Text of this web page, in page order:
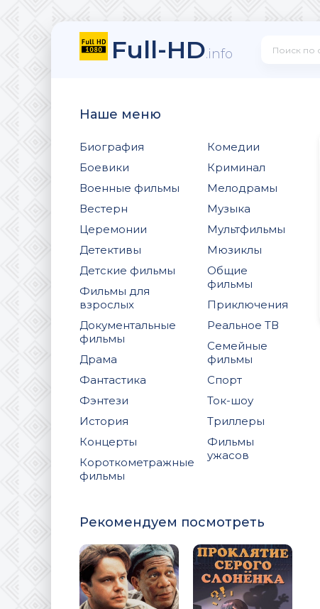
Full-HD.info
Наше меню
Биография
Боевики
Военные фильмы
Вестерн
Церемонии
Детективы
Детские фильмы
Фильмы для
взрослых
Документальные
фильмы
Драма
Фантастика
Фэнтези
История
Концерты
Короткометражные
фильмы
Комедии
Криминал
Мелодрамы
Музыка
Мультфильмы
Мюзиклы
Общие
фильмы
Приключения
Реальное ТВ
Семейные
фильмы
Спорт
Ток-шоу
Триллеры
Фильмы
ужасов
Рекомендуем посмотреть